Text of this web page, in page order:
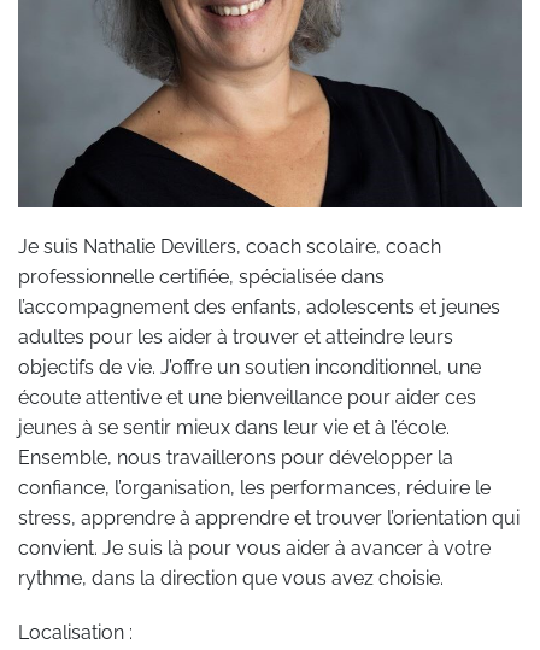
Je suis Nathalie Devillers, coach scolaire, coach
professionnelle certifiée, spécialisée dans
l’accompagnement des enfants, adolescents et jeunes
adultes pour les aider à trouver et atteindre leurs
objectifs de vie. J’offre un soutien inconditionnel, une
écoute attentive et une bienveillance pour aider ces
jeunes à se sentir mieux dans leur vie et à l’école.
Ensemble, nous travaillerons pour développer la
confiance, l’organisation, les performances, réduire le
stress, apprendre à apprendre et trouver l’orientation qui
convient. Je suis là pour vous aider à avancer à votre
rythme, dans la direction que vous avez choisie.
Localisation :